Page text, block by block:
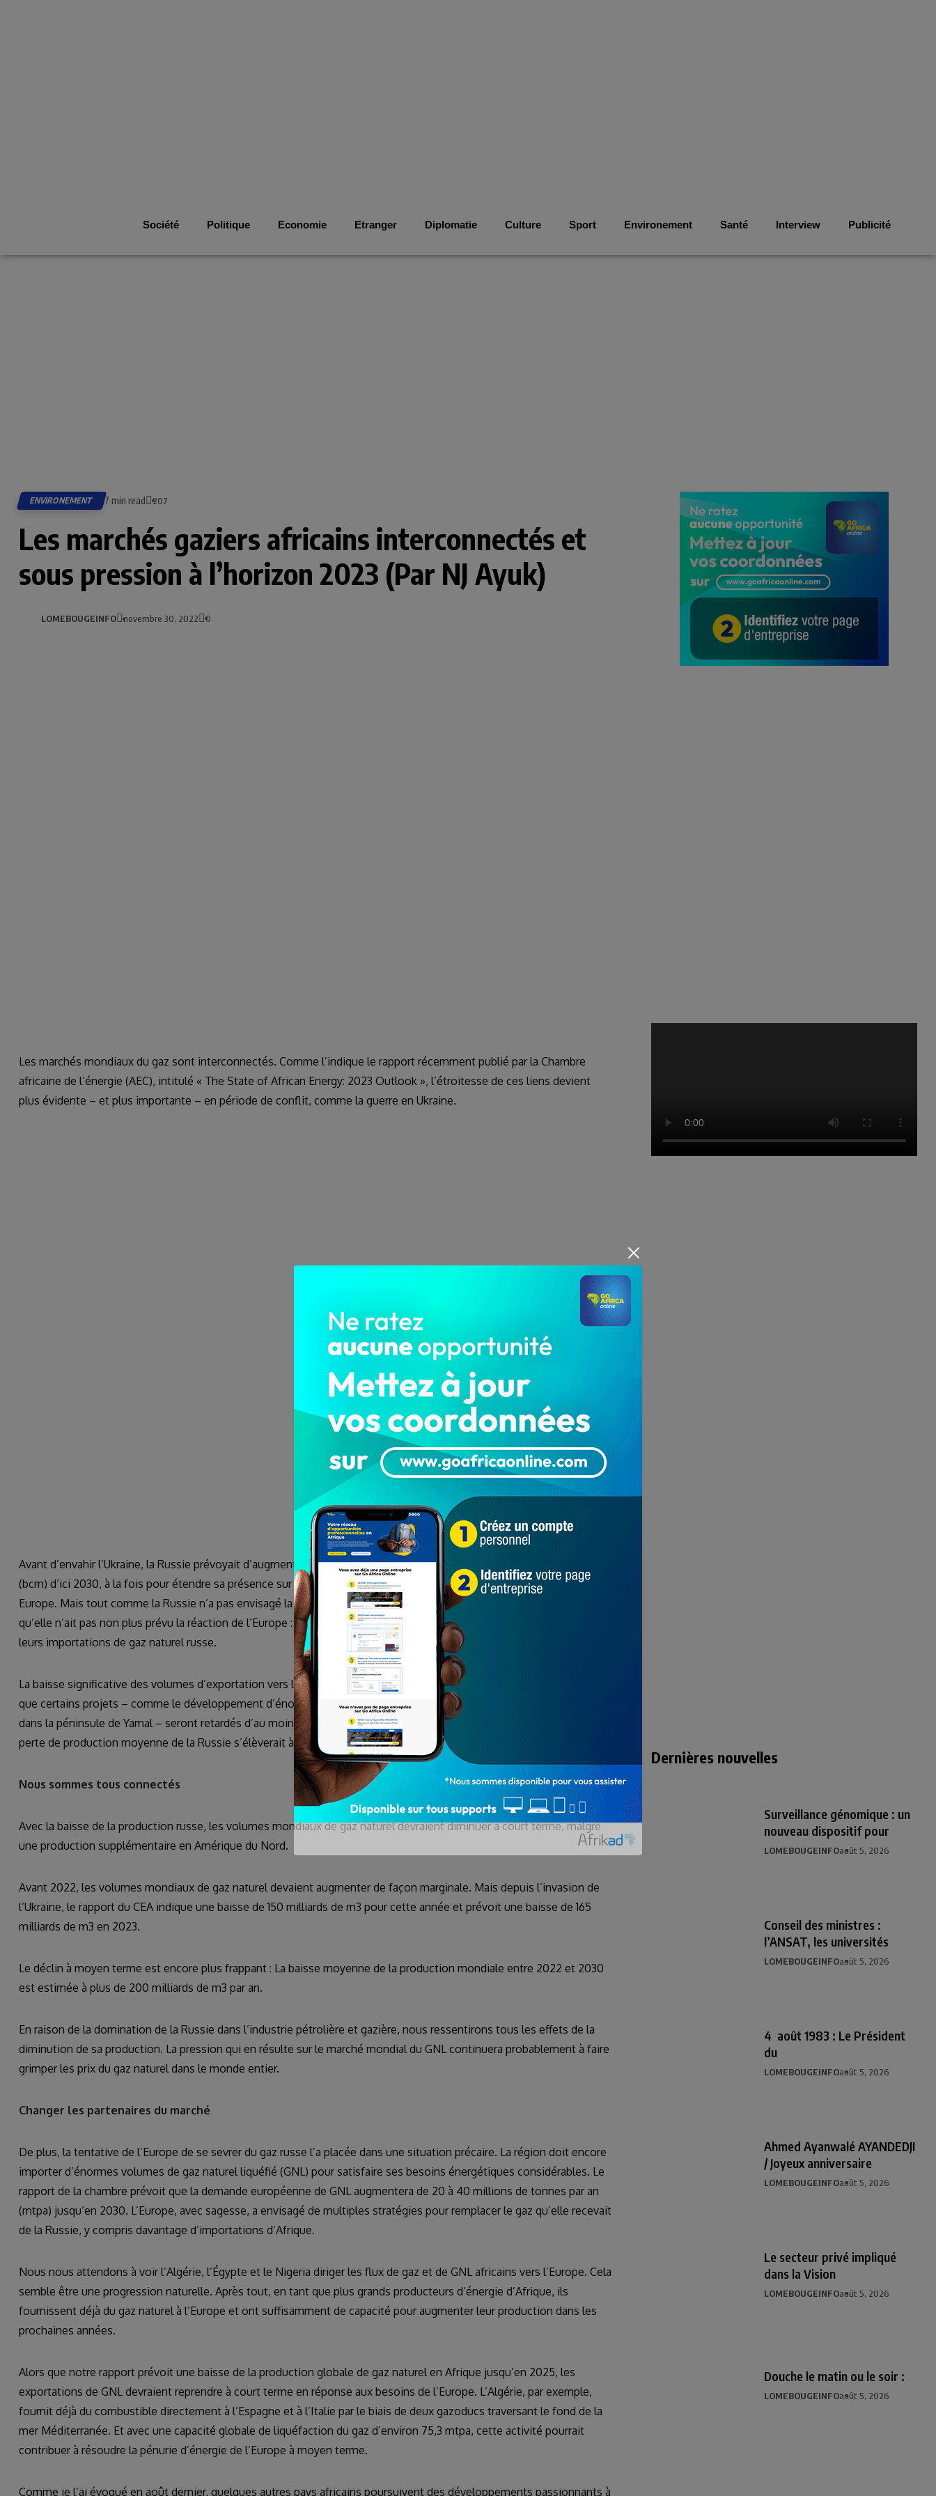
Société Politique Economie Etranger Diplomatie Culture Sport Environement Santé Interview Publicité
ENVIRONEMENT 7 min read 207
Les marchés gaziers africains interconnectés et
sous pression à l’horizon 2023 (Par NJ Ayuk)
LOMEBOUGEINFO novembre 30, 2022 0
Les marchés mondiaux du gaz sont interconnectés. Comme l’indique le rapport récemment publié par la Chambre
africaine de l’énergie (AEC), intitulé « The State of African Energy: 2023 Outlook », l’étroitesse de ces liens devient
plus évidente – et plus importante – en période de conflit, comme la guerre en Ukraine.
Avant d’envahir l’Ukraine, la Russie prévoyait d’augmenter sa production de gaz de 800 milliards de mètres cubes
(bcm) d’ici 2030, à la fois pour étendre sa présence sur le marché chinois et pour maintenir sa part de marché en
Europe. Mais tout comme la Russie n’a pas envisagé la possibilité d’un conflit prolongé avec l’Ukraine, il semble
qu’elle n’ait pas non plus prévu la réaction de l’Europe : De nombreux clients ont exprimé leur indignation en réduisant
leurs importations de gaz naturel russe.
La baisse significative des volumes d’exportation vers l’Europe pèse lourdement sur les recettes russes, ce qui signifie
que certains projets – comme le développement d’énormes ressources de gaz à condensat en Sibérie orientale et
dans la péninsule de Yamal – seront retardés d’au moins trois à quatre ans. Selon les dernières estimations de l’AEC, la
perte de production moyenne de la Russie s’élèverait à environ 140 milliards de m3 par an entre 2022 et 2030.
Nous sommes tous connectés
Avec la baisse de la production russe, les volumes mondiaux de gaz naturel devraient diminuer à court terme, malgré
une production supplémentaire en Amérique du Nord.
Avant 2022, les volumes mondiaux de gaz naturel devaient augmenter de façon marginale. Mais depuis l’invasion de
l’Ukraine, le rapport du CEA indique une baisse de 150 milliards de m3 pour cette année et prévoit une baisse de 165
milliards de m3 en 2023.
Le déclin à moyen terme est encore plus frappant : La baisse moyenne de la production mondiale entre 2022 et 2030
est estimée à plus de 200 milliards de m3 par an.
En raison de la domination de la Russie dans l’industrie pétrolière et gazière, nous ressentirons tous les effets de la
diminution de sa production. La pression qui en résulte sur le marché mondial du GNL continuera probablement à faire
grimper les prix du gaz naturel dans le monde entier.
Changer les partenaires du marché
De plus, la tentative de l’Europe de se sevrer du gaz russe l’a placée dans une situation précaire. La région doit encore
importer d’énormes volumes de gaz naturel liquéfié (GNL) pour satisfaire ses besoins énergétiques considérables. Le
rapport de la chambre prévoit que la demande européenne de GNL augmentera de 20 à 40 millions de tonnes par an
(mtpa) jusqu’en 2030. L’Europe, avec sagesse, a envisagé de multiples stratégies pour remplacer le gaz qu’elle recevait
de la Russie, y compris davantage d’importations d’Afrique.
Nous nous attendons à voir l’Algérie, l’Égypte et le Nigeria diriger les flux de gaz et de GNL africains vers l’Europe. Cela
semble être une progression naturelle. Après tout, en tant que plus grands producteurs d’énergie d’Afrique, ils
fournissent déjà du gaz naturel à l’Europe et ont suffisamment de capacité pour augmenter leur production dans les
prochaines années.
Alors que notre rapport prévoit une baisse de la production globale de gaz naturel en Afrique jusqu’en 2025, les
exportations de GNL devraient reprendre à court terme en réponse aux besoins de l’Europe. L’Algérie, par exemple,
fournit déjà du combustible directement à l’Espagne et à l’Italie par le biais de deux gazoducs traversant le fond de la
mer Méditerranée. Et avec une capacité globale de liquéfaction du gaz d’environ 75,3 mtpa, cette activité pourrait
contribuer à résoudre la pénurie d’énergie de l’Europe à moyen terme.
Comme je l’ai évoqué en août dernier, quelques autres pays africains poursuivent des développements passionnants à
Dernières nouvelles
Surveillance génomique : un
nouveau dispositif pour
LOMEBOUGEINFOaoût 5, 2026
Conseil des ministres :
l’ANSAT, les universités
LOMEBOUGEINFOaoût 5, 2026
4 août 1983 : Le Président
du
LOMEBOUGEINFOaoût 5, 2026
Ahmed Ayanwalé AYANDEDJI
/ Joyeux anniversaire
LOMEBOUGEINFOaoût 5, 2026
Le secteur privé impliqué
dans la Vision
LOMEBOUGEINFOaoût 5, 2026
Douche le matin ou le soir :
LOMEBOUGEINFOaoût 5, 2026